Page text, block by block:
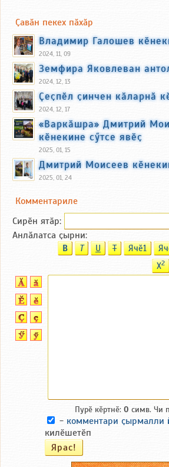
Ҫавӑн пекех пӑхӑр
Владимир Галошев
2024, 11, 09
Земфира Яковлеван
2024, 12, 13
Ҫеҫпӗл ҫинчен кӑларнӑ
2024, 12, 17
«Варкӑшра» Дмитрий
кӗнекине сӳтсе явӗҫ
2025, 01, 15
Дмитрий Моисеев
2025, 01, 24
Комментариле
Сирӗн ятӑp:
Анлӑлатса ҫырни:
B T U T Ячӗ1
X2
Пурӗ кӗртнӗ: 0 симв. Чи
- комментари ҫырмалли
килӗшетӗп